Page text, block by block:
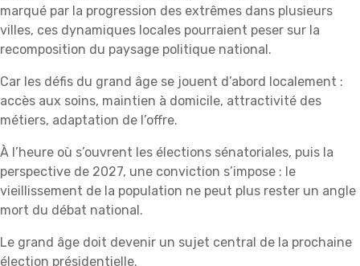
marqué par la progression des extrêmes dans plusieurs
villes, ces dynamiques locales pourraient peser sur la
recomposition du paysage politique national.
Car les défis du grand âge se jouent d’abord localement :
accès aux soins, maintien à domicile, attractivité des
métiers, adaptation de l’offre.
À l’heure où s’ouvrent les élections sénatoriales, puis la
perspective de 2027, une conviction s’impose : le
vieillissement de la population ne peut plus rester un angle
mort du débat national.
Le grand âge doit devenir un sujet central de la prochaine
élection présidentielle.